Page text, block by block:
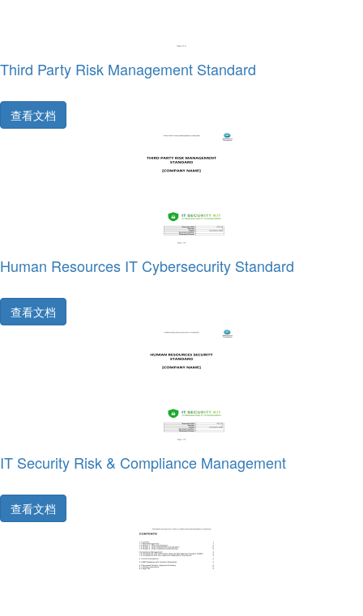
Third Party Risk Management Standard
查看文档
Human Resources IT Cybersecurity Standard
查看文档
IT Security Risk & Compliance Management
查看文档